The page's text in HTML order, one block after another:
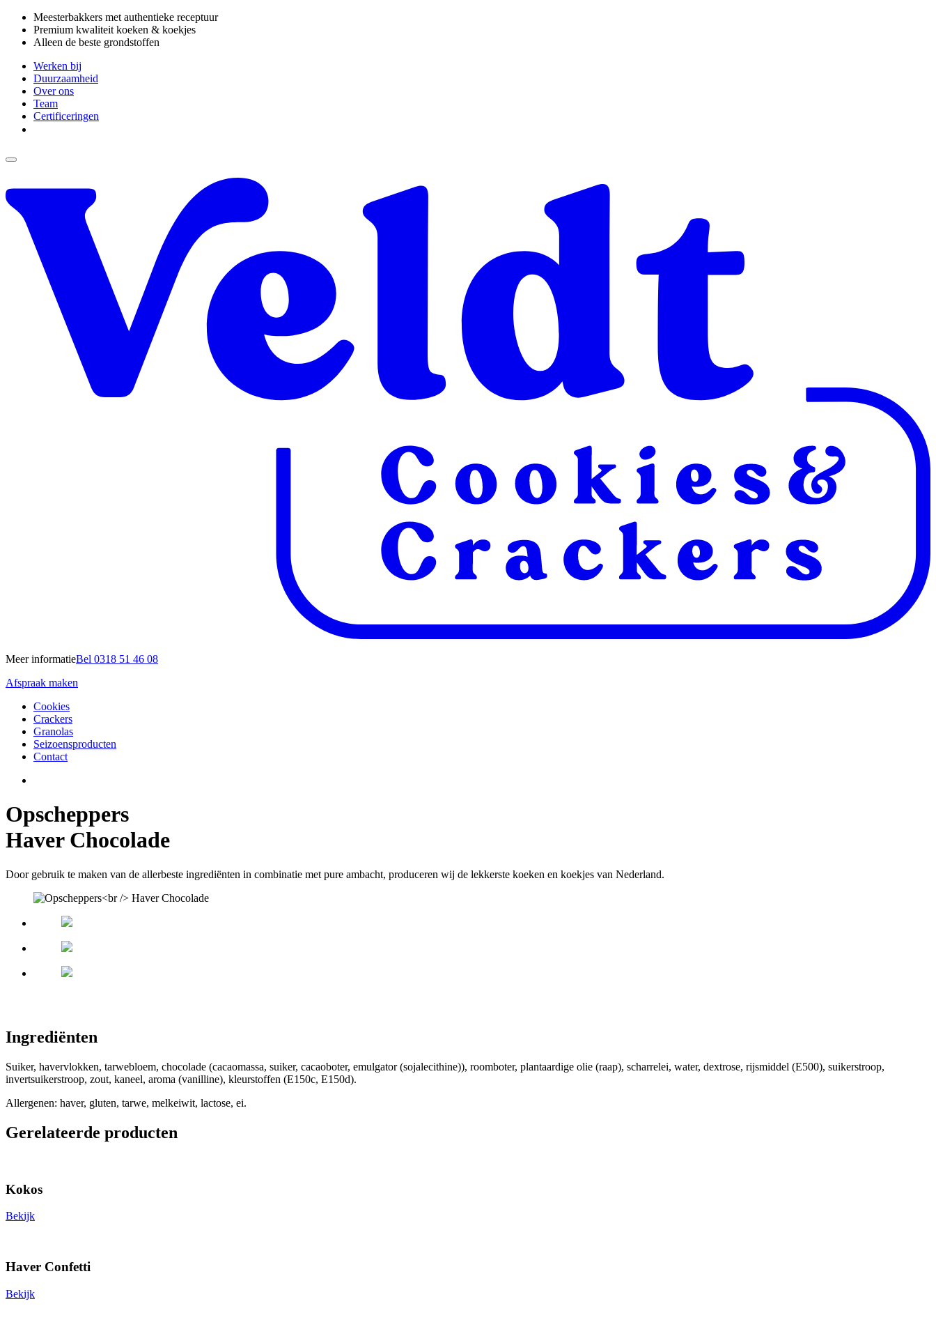
Meesterbakkers met authentieke receptuur
Premium kwaliteit koeken & koekjes
Alleen de beste grondstoffen
Werken bij
Duurzaamheid
Over ons
Team
Certificeringen
Meer informatieBel 0318 51 46 08
Afspraak maken
Cookies
Crackers
Granolas
Seizoensproducten
Contact
Opscheppers
Haver Chocolade
Door gebruik te maken van de allerbeste ingrediënten in combinatie met pure ambacht, produceren wij de lekkerste koeken en koekjes van Nederland.
Ingrediënten
Suiker, havervlokken, tarwebloem, chocolade (cacaomassa, suiker, cacaoboter, emulgator (sojalecithine)), roomboter, plantaardige olie (raap), scharrelei, water, dextrose, rijsmiddel (E500), suikerstroop,
invertsuikerstroop, zout, kaneel, aroma (vanilline), kleurstoffen (E150c, E150d).
Allergenen: haver, gluten, tarwe, melkeiwit, lactose, ei.
Gerelateerde producten
Kokos
Bekijk
Haver Confetti
Bekijk